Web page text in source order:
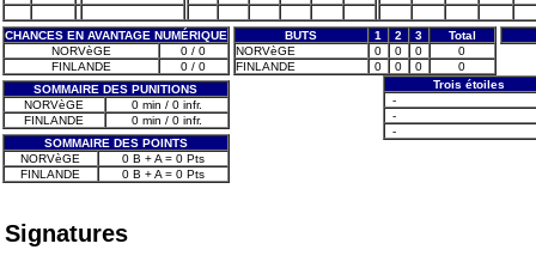
CHANCES EN AVANTAGE NUMÉRIQUE
NORVèGE
0 / 0
FINLANDE
0 / 0
SOMMAIRE DES PUNITIONS
NORVèGE
0 min / 0 infr.
FINLANDE
0 min / 0 infr.
SOMMAIRE DES POINTS
NORVèGE
0 B + A = 0 Pts
FINLANDE
0 B + A = 0 Pts
BUTS 1 2 3
Total
NORVèGE
0 0 0
0
FINLANDE
0 0 0
0
Trois étoiles
-
-
-
Signatures